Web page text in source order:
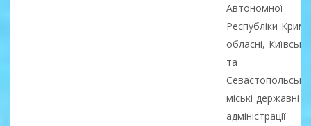
Автономної
Республіки Крим,
обласні, Київська
та
Севастопольська
міські державні
адміністрації